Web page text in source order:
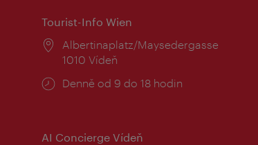
Tourist-Info Wien
Místo:
Albertinaplatz/Maysedergasse
1010 Vídeň
Provozní
Denně od 9 do 18 hodin
AI Concierge Vídeň